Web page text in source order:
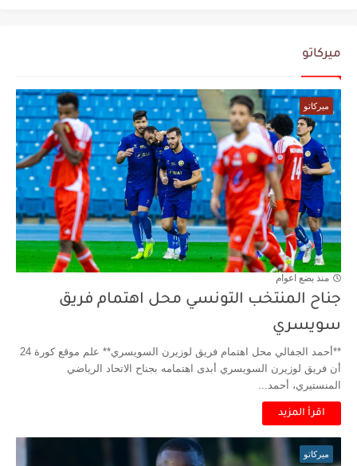
إصابة محمد أمين بن عمر بعد اعتداء في سوسة والأمن...
كابتن مانشستر يونايتد يدعم حنبعل المجبري
ميركاتو
ميركاتو
منذ بضع اعوام
جناح المنتخب التونسي محل اهتمام فريق
سويسري
**أحمد الجفالي محل اهتمام فريق لوزيرن السويسري** علم موقع كورة 24
أن فريق لوزيرن السويسري أبدى اهتمامه بجناح الاتحاد الرياضي
المنستيري، أحمد...
اقرأ المزيد
ميركاتو